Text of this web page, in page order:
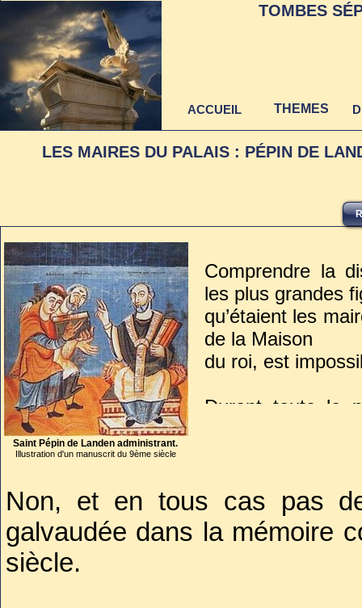
Saint Pépin de Landen administrant.
Illustration d'un manuscrit du 9ème siècle
Non, et en tous cas pas
galvaudée dans la mémoire
siècle.
LES MAIRES DU PALAIS : PÉPIN DE
Comprendre la
les plus grandes
qu’étaient les
de la Maison
du roi, est
Durant toute la
englués dans leur
au 22 juin 2021
TOMBES
ACCUEIL THEMES